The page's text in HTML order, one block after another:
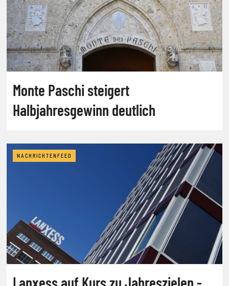
Monte Paschi steigert
Halbjahresgewinn deutlich
NACHRICHTENFEED
Lanxess auf Kurs zu Jahreszielen -